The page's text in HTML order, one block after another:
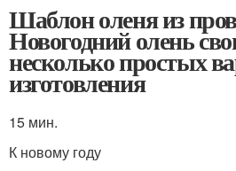
Шаблон оленя из
Новогодний олень
несколько простых
изготовления
15 мин.
К новому году